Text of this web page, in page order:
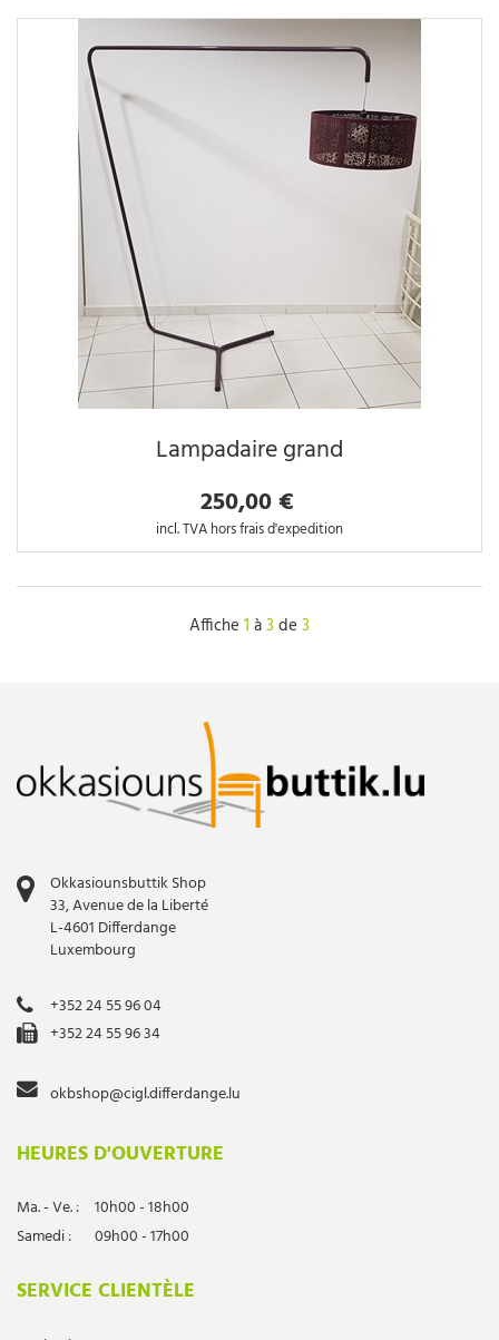
Lampadaire grand
250,00 €
incl. TVA hors frais d'expedition
Affiche 1 à3de 3
Okkasiounsbuttik Shop
33, Avenue de la Liberté
L-4601 Differdange
Luxembourg
+352 24 55 96 04
+352 24 55 96 34
okbshop@cigl.differdange.lu
HEURES D'OUVERTURE
Ma. - Ve. :
10h00 - 18h00
Samedi :
09h00 - 17h00
SERVICE CLIENTÈLE